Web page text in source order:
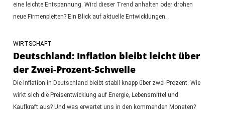
eine leichte Entspannung. Wird dieser Trend anhalten oder drohen
neue Firmenpleiten? Ein Blick auf aktuelle Entwicklungen.
WIRTSCHAFT
Deutschland: Inflation bleibt leicht über
der Zwei-Prozent-Schwelle
Die Inflation in Deutschland bleibt stabil knapp über zwei Prozent. Wie
wirkt sich die Preisentwicklung auf Energie, Lebensmittel und
Kaufkraft aus? Und was erwartet uns in den kommenden Monaten?